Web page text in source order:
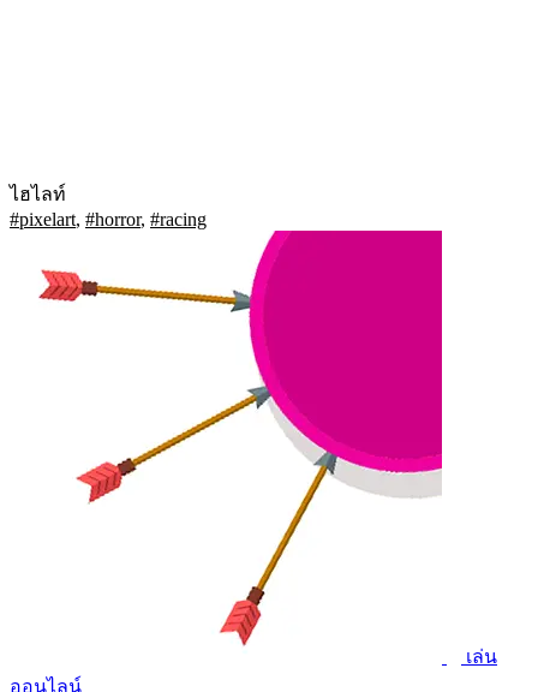
ไฮไลท์
#pixelart, #horror, #racing
เล่น
ออนไลน์